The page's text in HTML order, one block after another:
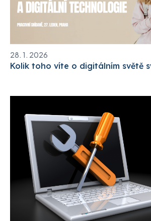
28. 1. 2026
Kolik toho víte o digitálním světě